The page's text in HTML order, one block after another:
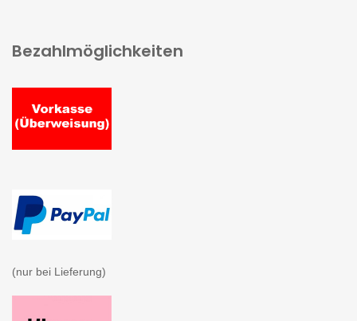
Bezahlmöglichkeiten
(nur bei Lieferung)